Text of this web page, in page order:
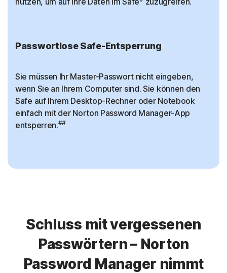
Passwortlose Safe-Entsperrung
Sie müssen Ihr Master-Passwort nicht eingeben,
wenn Sie an Ihrem Computer sind. Sie können den
Safe auf Ihrem Desktop-Rechner oder Notebook
einfach mit der Norton Password Manager-App
entsperren.##
Schluss mit vergessenen
Passwörtern – Norton
Password Manager nimmt